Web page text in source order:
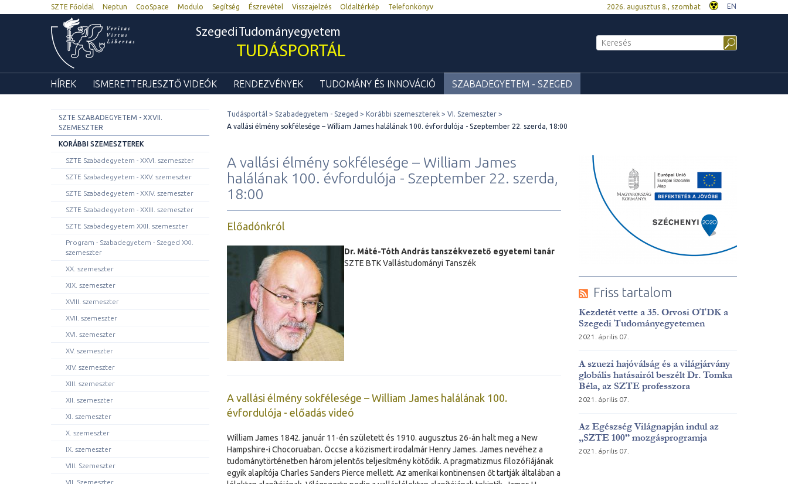
SZTE Főoldal Neptun CooSpace Modulo Segítség Észrevétel Visszajelzés Oldaltérkép Telefonkönyv 2026. augusztus 8., szombat EN
Szegedi Tudományegyetem
TUDÁSPORTÁL
HÍREK ISMERETTERJESZTŐ VIDEÓK RENDEZVÉNYEK TUDOMÁNY ÉS INNOVÁCIÓ SZABADEGYETEM - SZEGED
SZTE SZABADEGYETEM - XXVII.
SZEMESZTER
KORÁBBI SZEMESZTEREK
SZTE Szabadegyetem - XXVI. szemeszter
SZTE Szabadegyetem - XXV. szemeszter
SZTE Szabadegyetem - XXIV. szemeszter
SZTE Szabadegyetem - XXIII. szemeszter
SZTE Szabadegyetem XXII. szemeszter
Program - Szabadegyetem - Szeged XXI.
szemeszter
XX. szemeszter
XIX. szemeszter
XVIII. szemeszter
XVII. szemeszter
XVI. szemeszter
XV. szemeszter
XIV. szemeszter
XIII. szemeszter
XII. szemeszter
XI. szemeszter
X. szemeszter
IX. szemeszter
VIII. Szemeszter
VII. Szemeszter
Tudásportál Szabadegyetem - Szeged Korábbi szemeszterek
VI. Szemeszter
A vallási élmény sokfélesége – William James halálának 100. évfordulója - Szeptember 22. szerda, 18:00
A vallási élmény sokfélesége – William James
halálának 100. évfordulója - Szeptember 22. szerda,
18:00
Előadónkról
Dr. Máté-Tóth András tanszékvezető egyetemi tanár
SZTE BTK Vallástudományi Tanszék
A vallási élmény sokfélesége – William James halálának 100.
évfordulója - előadás videó
William James 1842. január 11-én született és 1910. augusztus 26-án halt meg a New
Hampshire-i Chocoruaban. Öccse a közismert irodalmár Henry James. James nevéhez a
tudománytörténetben három jelentős teljesítmény kötődik. A pragmatizmus filozófiájának
egyik alapítója Charles Sanders Pierce mellett. Az amerikai kontinensen őt tartják általában a
Friss tartalom
Kezdetét vette a 35. Orvosi OTDK a
Szegedi Tudományegyetemen
2021. április 07.
A szuezi hajóválság és a világjárvány
globális hatásairól beszélt Dr. Tomka
Béla, az SZTE professzora
2021. április 07.
Az Egészség Világnapján indul az
„SZTE 100” mozgásprogramja
2021. április 07.